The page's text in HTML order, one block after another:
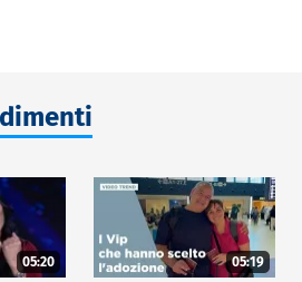
05:20 05:19